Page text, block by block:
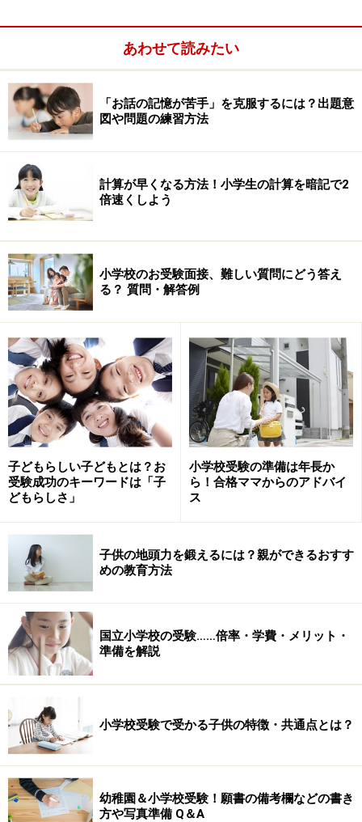
を持って臨んでいるかどうか伝わってしまうのだ。「う
まいこと言いくるめてやろう」とか「上手に演技して早
いとこと切り抜けよう」などと内心思っていたら見抜か
れてしまう。
これから何年間も大事な子どもを託そうという相手に対
して、不遜な気持ちを持って接してはいけないことはわ
かるだろう。面接会場に入る前に、もう一度この点を確
かめてほしい。
次ページは「面接では相手を尊敬する気持ちを持って臨
む」です。
※記事内容は執筆時点のものです。最新の内容をご確認くださ
い。
次のページへ
あわせて読みたい
「お話の記憶が苦手」を克服するには？出題意
図や問題の練習方法
計算が早くなる方法！小学生の計算を暗記で2
倍速くしよう
小学校のお受験面接、難しい質問にどう答え
る？ 質問・解答例
子どもらしい子どもとは？お
受験成功のキーワードは「子
どもらしさ」
小学校受験の準備は年長か
ら！合格ママからのアドバイ
ス
子供の地頭力を鍛えるには？親ができるおすす
めの教育方法
国立小学校の受験……倍率・学費・メリット・
準備を解説
小学校受験で受かる子供の特徴・共通点とは？
幼稚園＆小学校受験！願書の備考欄などの書き
方や写真準備 Q＆A